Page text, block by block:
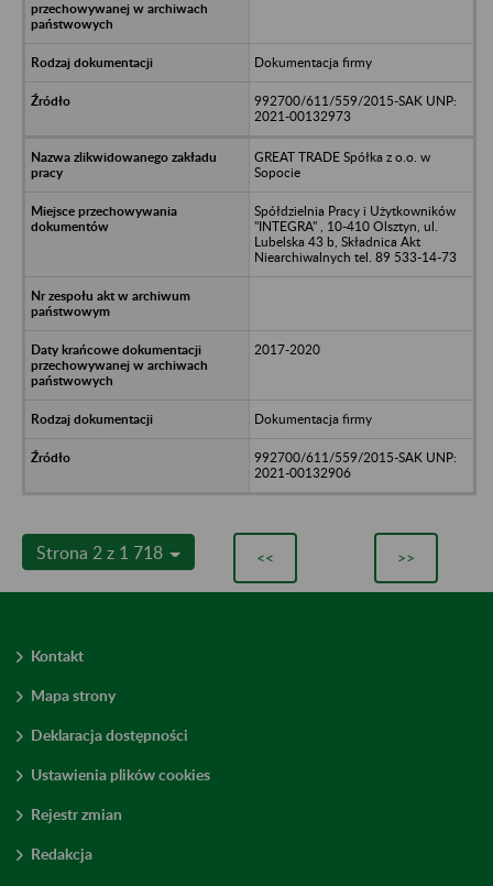
Dokumentacja firmy
992700/611/559/2015-SAK UNP:
2021-00132973
GREAT TRADE Spółka z o.o. w
Sopocie
Spółdzielnia Pracy i Użytkowników
"INTEGRA" , 10-410 Olsztyn, ul.
Lubelska 43 b, Składnica Akt
Niearchiwalnych tel. 89 533-14-73
2017-2020
Dokumentacja firmy
992700/611/559/2015-SAK UNP:
2021-00132906
Strona 2 z 1 718 << >>
Kontakt
Mapa strony
Deklaracja dostępności
Ustawienia plików cookies
Rejestr zmian
Redakcja